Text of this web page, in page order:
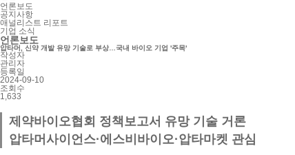
언론보도
공지사항
애널리스트 리포트
기업 소식
언론보도
압타머, 신약 개발 유망 기술로 부상…국내 바이오 기업 '주목'
작성자
관리자
등록일
2024-09-10
조회수
1,633
제약바이오협회 정책보고서 유망 기술 거론
압타머사이언스·에스비바이오·압타마켓 관심